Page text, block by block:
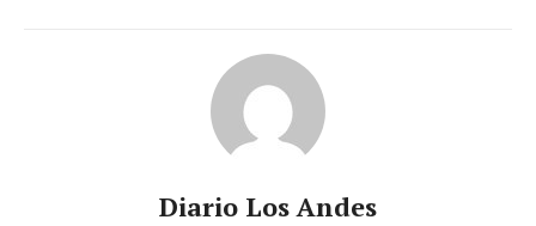
Diario Los Andes